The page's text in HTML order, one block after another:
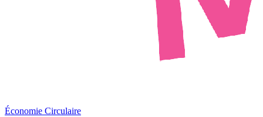
Économie Circulaire